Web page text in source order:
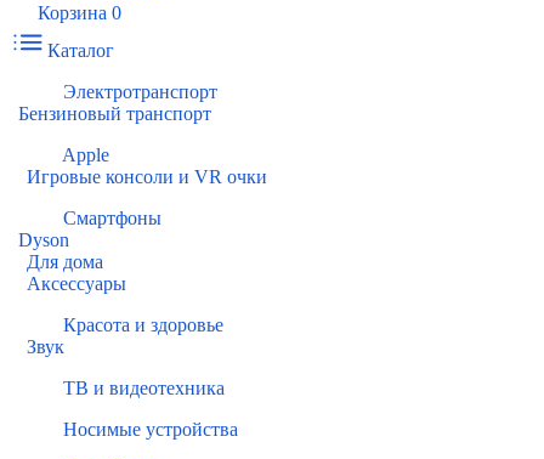
Корзина 0
Каталог
Электротранспорт
Бензиновый транспорт
Apple
Игровые консоли и VR очки
Смартфоны
Dyson
Для дома
Аксессуары
Красота и здоровье
Звук
ТВ и видеотехника
Носимые устройства